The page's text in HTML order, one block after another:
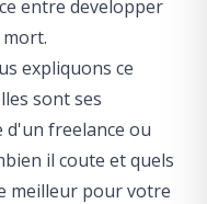
entre developper
expliquons ce
sont ses
d'un freelance ou
il coute et quels
meilleur pour votre